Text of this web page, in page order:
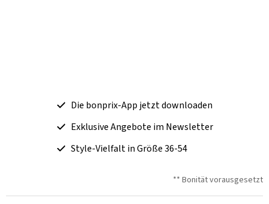
Die bonprix-App jetzt downloaden
Exklusive Angebote im Newsletter
Style-Vielfalt in Größe 36-54
** Bonität vorausgesetzt